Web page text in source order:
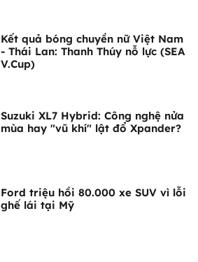
Kết quả bóng chuyền nữ Việt Nam
- Thái Lan: Thanh Thúy nỗ lực (SEA
V.Cup)
Suzuki XL7 Hybrid: Công nghệ nửa
mùa hay "vũ khí" lật đổ Xpander?
Ford triệu hồi 80.000 xe SUV vì lỗi
ghế lái tại Mỹ